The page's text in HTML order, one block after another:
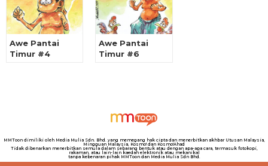
Awe Pantai
Timur #4
Awe Pantai
Timur #6
MMToon dimiliki oleh Media Mulia Sdn. Bhd. yang memegang hak cipta dan menerbitkan akhbar Utusan Malaysia,
Mingguan Malaysia, Kosmo! dan Kosmo!Ahad
Tidak dibenarkan menerbitkan semula dalam sebarang bentuk atau dengan apa-apa cara, termasuk fotokopi,
rakaman, atau lain-lain kaedah elektronik atau mekanikal
tanpa kebenaran pihak MMToon dan Media Mulia Sdn Bhd.